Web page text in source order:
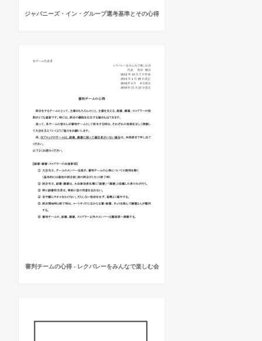
ジャパニーズ・イン・グループ選考基準とその心得
審判チームの心得 - レクバレーをみんなで楽しむ会